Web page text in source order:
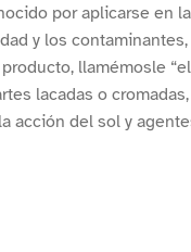
por aplicarse en
y los
llamémosle
lacadas o
acción del sol y